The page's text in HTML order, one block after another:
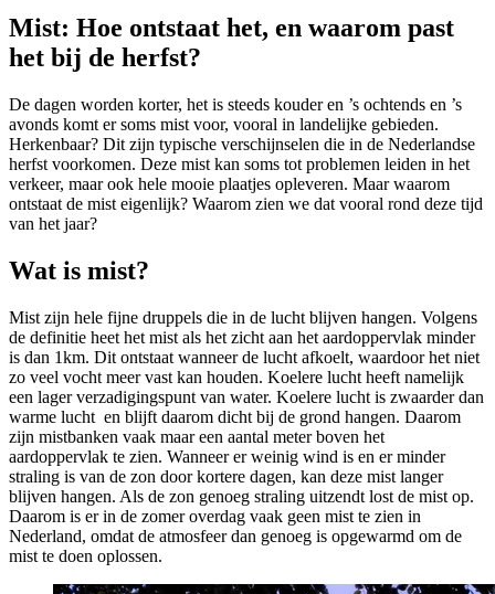
Mist: Hoe ontstaat het, en waarom past
het bij de herfst?
De dagen worden korter, het is steeds kouder en ’s ochtends en ’s
avonds komt er soms mist voor, vooral in landelijke gebieden.
Herkenbaar? Dit zijn typische verschijnselen die in de Nederlandse
herfst voorkomen. Deze mist kan soms tot problemen leiden in het
verkeer, maar ook hele mooie plaatjes opleveren. Maar waarom
ontstaat de mist eigenlijk? Waarom zien we dat vooral rond deze tijd
van het jaar?
Wat is mist?
Mist zijn hele fijne druppels die in de lucht blijven hangen. Volgens
de definitie heet het mist als het zicht aan het aardoppervlak minder
is dan 1km. Dit ontstaat wanneer de lucht afkoelt, waardoor het niet
zo veel vocht meer vast kan houden. Koelere lucht heeft namelijk
een lager verzadigingspunt van water. Koelere lucht is zwaarder dan
warme lucht en blijft daarom dicht bij de grond hangen. Daarom
zijn mistbanken vaak maar een aantal meter boven het
aardoppervlak te zien. Wanneer er weinig wind is en er minder
straling is van de zon door kortere dagen, kan deze mist langer
blijven hangen. Als de zon genoeg straling uitzendt lost de mist op.
Daarom is er in de zomer overdag vaak geen mist te zien in
Nederland, omdat de atmosfeer dan genoeg is opgewarmd om de
mist te doen oplossen.